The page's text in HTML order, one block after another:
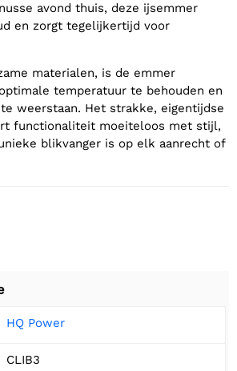
avond thuis, deze ijsemmer
en zorgt tegelijkertijd voor
materialen, is de emmer
temperatuur te behouden en
weerstaan. Het strakke, eigentijdse
functionaliteit moeiteloos met stijl,
blikvanger is op elk aanrecht of
HQ Power
CLIB3